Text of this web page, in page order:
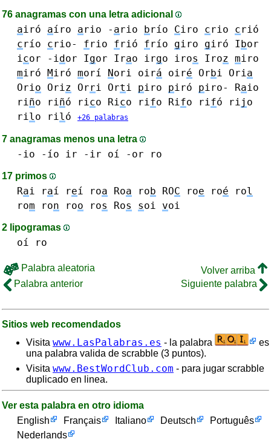
76 anagramas con una letra adicional
airó aíro ario - ario brío Ciro crio crió
crío crio- frio frió frío giro giró Ibor
icor -idor Igor Irao irgo iros Iroz miro
miró Miró morí Nori oirá oiré Orbi Oria
Orio Oriz Orri Orti piro piró piro- Raio
riño riñó rico Rico rifo Rifo rifó rij o
rilo riló +26 palabras
7 anagramas menos una letra
-io -ío ir -ir oí -or ro
17 primos
Rai raí reí roa Roa rob ROC roe roé rol
rom ron roo ros Ros soi voi
2 lipogramas
oí ro
Palabra aleatoria
Volver arriba
Palabra anterior
Siguiente palabra
Sitios web recomendados
Visita www.LasPalabras.es - la palabra
es
una palabra valida de scrabble (3 puntos).
Visita www.BestWordClub.com - para jugar scrabble
duplicado en linea.
Ver esta palabra en otro idioma
English
Français Italiano Deutsch
Português
Nederlands